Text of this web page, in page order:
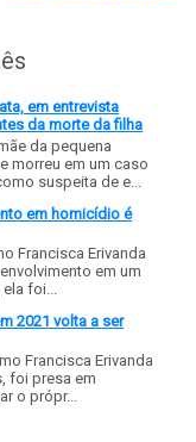
em entrevista
da morte da filha
da pequena
morreu em um caso
suspeita de e...
em homicídio é
Francisca Erivanda
em um
foi...
2021 volta a ser
Francisca Erivanda
foi presa em
o própr...